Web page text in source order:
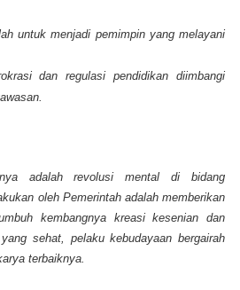
untuk menjadi pemimpin yang melayani
dan regulasi pendidikan diimbangi
adalah revolusi mental di bidang
oleh Pemerintah adalah memberikan
kembangnya kreasi kesenian dan
sehat, pelaku kebudayaan bergairah
terbaiknya.